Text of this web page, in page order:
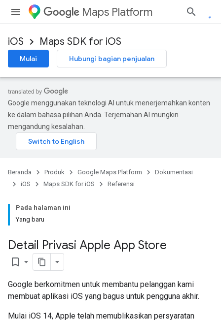
Maps Platform
iOS Maps SDK for iOS
Mulai Hubungi bagian penjualan
Google menggunakan teknologi AI untuk menerjemahkan konten
ke dalam bahasa pilihan Anda. Terjemahan AI mungkin
mengandung kesalahan.
Beranda Produk Google Maps Platform
Dokumentasi
iOS
Maps SDK for iOS Referensi
Pada halaman ini
Yang baru
Detail Privasi Apple App Store
bookmark_border
Google berkomitmen untuk membantu pelanggan kami
membuat aplikasi iOS yang bagus untuk pengguna akhir.
Mulai iOS 14, Apple telah memublikasikan persyaratan